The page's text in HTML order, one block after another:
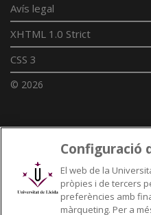
Avís legal
XHTML 1.0 Strict
CSS 3
© 2026
Enllaços UdL
Xarxes universitàries
Configuració
El web de la
pròpies i de tercers
preferències amb
màrqueting. Per a